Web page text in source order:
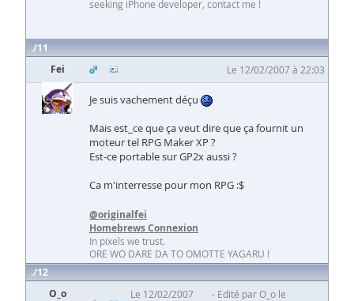
seeking iPhone developer, contact me !
11
Fei
Le 12/02/2007 à 22:03
Je suis vachement déçu
Mais est_ce que ça veut dire que ça fournit un
moteur tel RPG Maker XP ?
Est-ce portable sur GP2x aussi ?
Ca m'interresse pour mon RPG :$
@originalfei
Homebrews Connexion
In pixels we trust.
ORE WO DARE DA TO OMOTTE YAGARU !
12
O_o
Le 12/02/2007
Edité par O_o le